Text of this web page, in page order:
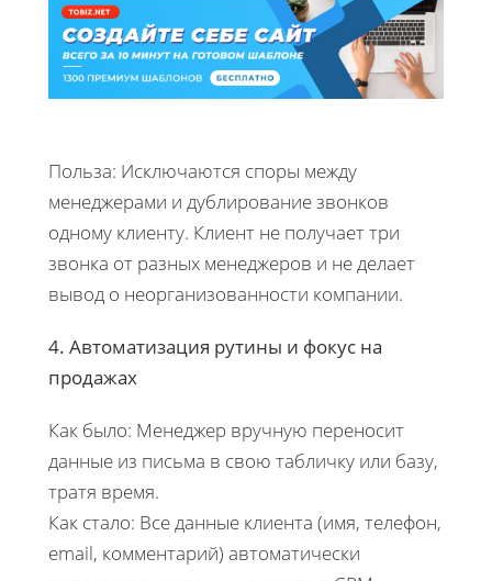
Польза: Исключаются споры между
менеджерами и дублирование звонков
одному клиенту. Клиент не получает три
звонка от разных менеджеров и не делает
вывод о неорганизованности компании.
4. Автоматизация рутины и фокус на
продажах
Как было: Менеджер вручную переносит
данные из письма в свою табличку или базу,
тратя время.
Как стало: Все данные клиента (имя, телефон,
email, комментарий) автоматически